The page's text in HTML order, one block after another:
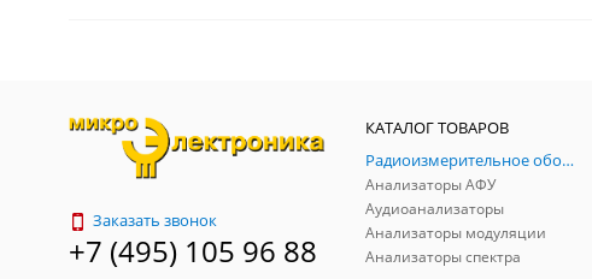
Заказать звонок
+7 (495) 105 96 88
КАТАЛОГ ТОВАРОВ
Радиоизмерительное оборудование
Анализаторы АФУ
Аудиоанализаторы
Анализаторы модуляции
Анализаторы спектра